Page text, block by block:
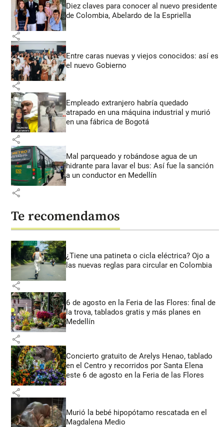
Diez claves para conocer al nuevo presidente
de Colombia, Abelardo de la Espriella
share
Entre caras nuevas y viejos conocidos: así es
el nuevo Gobierno
share
Empleado extranjero habría quedado
atrapado en una máquina industrial y murió
en una fábrica de Bogotá
share
Mal parqueado y robándose agua de un
hidrante para lavar el bus: Así fue la sanción
a un conductor en Medellín
share
Te recomendamos
¿Tiene una patineta o cicla eléctrica? Ojo a
las nuevas reglas para circular en Colombia
share
6 de agosto en la Feria de las Flores: final de
la trova, tablados gratis y más planes en
Medellín
share
Concierto gratuito de Arelys Henao, tablado
en el Centro y recorridos por Santa Elena
este 6 de agosto en la Feria de las Flores
share
Murió la bebé hipopótamo rescatada en el
Magdalena Medio